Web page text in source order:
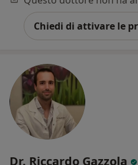
Chiedi di attivare le
Dr. Riccardo Gazzola